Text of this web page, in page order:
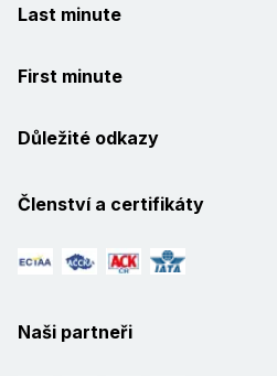
Last minute
First minute
Důležité odkazy
Členství a certifikáty
Naši partneři